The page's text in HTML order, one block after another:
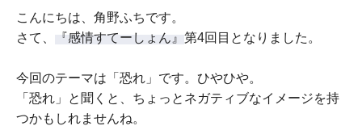
こんにちは、角野ふちです。
さて、
『感情すてーしょん』 第4回目となりました。
今回のテーマは「恐れ」です。ひやひや。
「恐れ」と聞くと、ちょっとネガティブなイメージを持
つかもしれませんね。